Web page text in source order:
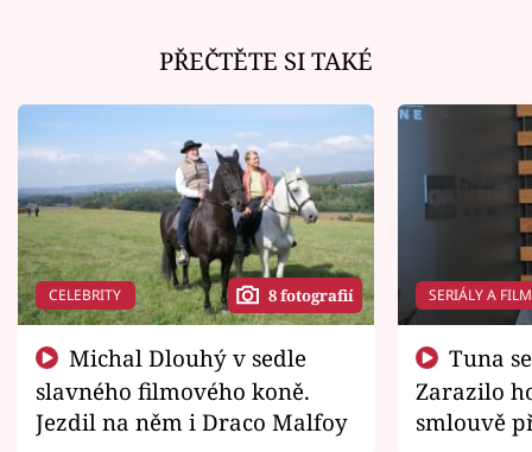
PŘEČTĚTE SI TAKÉ
CELEBRITY 8 fotografií
slavného filmového koně.
Jezdil na něm i Draco Malfoy
SERIÁLY A
Zarazilo
smlouvě